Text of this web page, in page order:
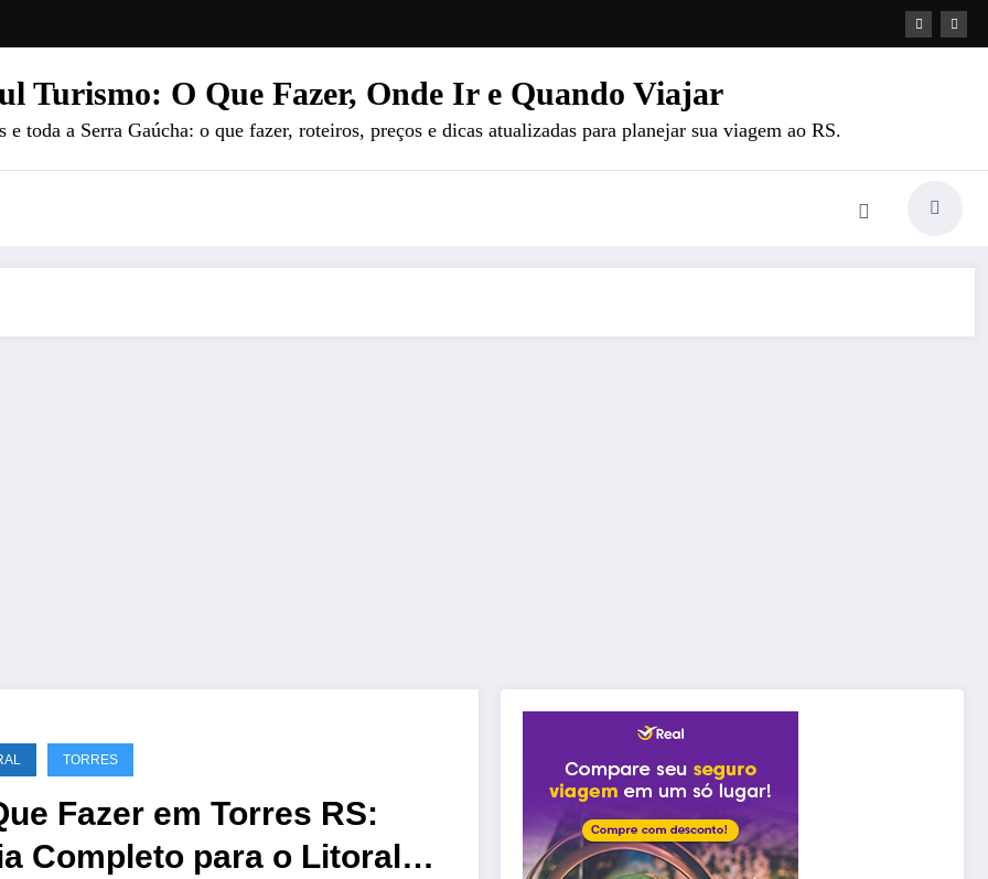
Turismo: O Que Fazer, Onde Ir e Quando Viajar
toda a Serra Gaúcha: o que fazer, roteiros, preços e dicas atualizadas para planejar sua viagem ao RS.
TORRES
Fazer em Torres RS:
Completo para o Litoral